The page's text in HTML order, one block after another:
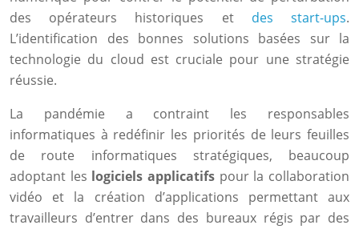
des opérateurs historiques et des start-ups.
L’identification des bonnes solutions basées sur la
technologie du cloud est cruciale pour une stratégie
réussie.
La pandémie a contraint les responsables
informatiques à redéfinir les priorités de leurs feuilles
de route informatiques stratégiques, beaucoup
adoptant les logiciels applicatifs pour la collaboration
vidéo et la création d’applications permettant aux
travailleurs d’entrer dans des bureaux régis par des